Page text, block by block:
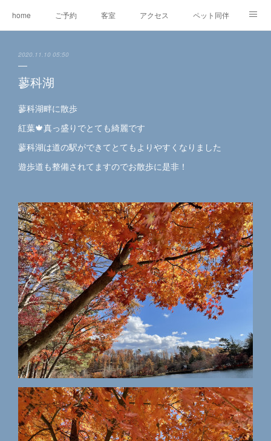
home ご予約 客室 アクセス ペット同伴
オーナー紹介
東急リゾートタウン蓼科
2020.11.10 05:50
蓼科湖
蓼科湖畔に散歩
紅葉🍁真っ盛りでとても綺麗です
蓼科湖は道の駅ができてとてもよりやすくなりました
遊歩道も整備されてますのでお散歩に是非！